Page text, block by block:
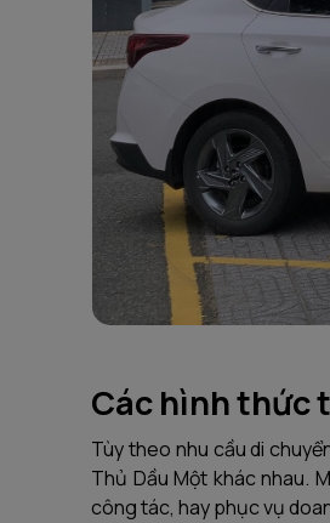
Các hình thức
Tùy theo nhu cầu di
Thủ Dầu Một khác nhau.
công tác, hay phục vụ